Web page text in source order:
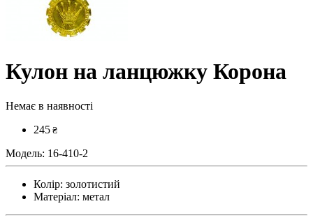
Кулон на ланцюжку Корона
Немає в наявності
245 ₴
Модель: 16-410-2
Колір: золотистий
Матеріал: метал